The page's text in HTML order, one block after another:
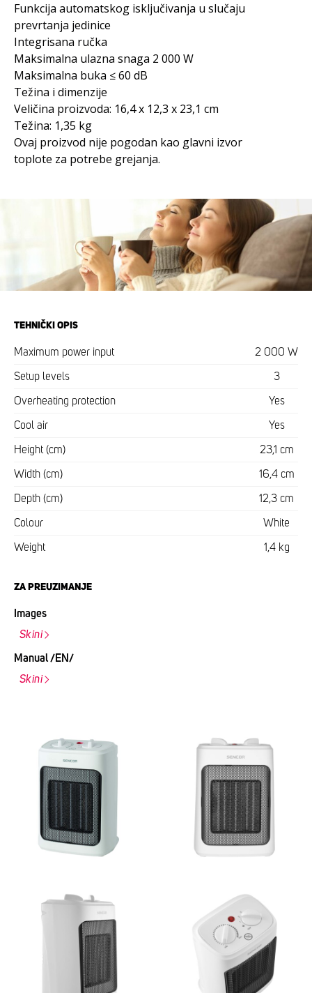
Funkcija automatskog isključivanja u slučaju
prevrtanja jedinice
Integrisana ručka
Maksimalna ulazna snaga 2 000 W
Maksimalna buka ≤ 60 dB
Težina i dimenzije
Veličina proizvoda: 16,4 x 12,3 x 23,1 cm
Težina: 1,35 kg
Ovaj proizvod nije pogodan kao glavni izvor
toplote za potrebe grejanja.
TEHNIČKI OPIS
Maximum power input 2 000 W
Setup levels 3
Overheating protection Yes
Cool air Yes
Height (cm) 23,1 cm
Width (cm) 16,4 cm
Depth (cm) 12,3 cm
Colour White
Weight 1,4 kg
ZA PREUZIMANJE
Images
Skini
Manual /EN/
Skini